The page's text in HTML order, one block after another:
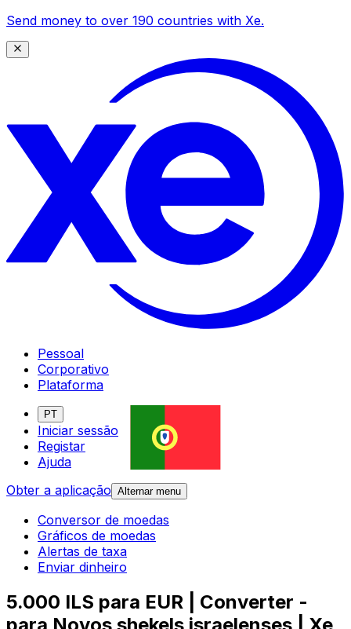
Send money to over 190 countries with Xe.
Pessoal
Corporativo
Plataforma
PT
Iniciar sessão
Registar
Ajuda
Obter a aplicação Alternar menu
Conversor de moedas
Gráficos de moedas
Alertas de taxa
Enviar dinheiro
5.000 ILS para EUR | Converter -